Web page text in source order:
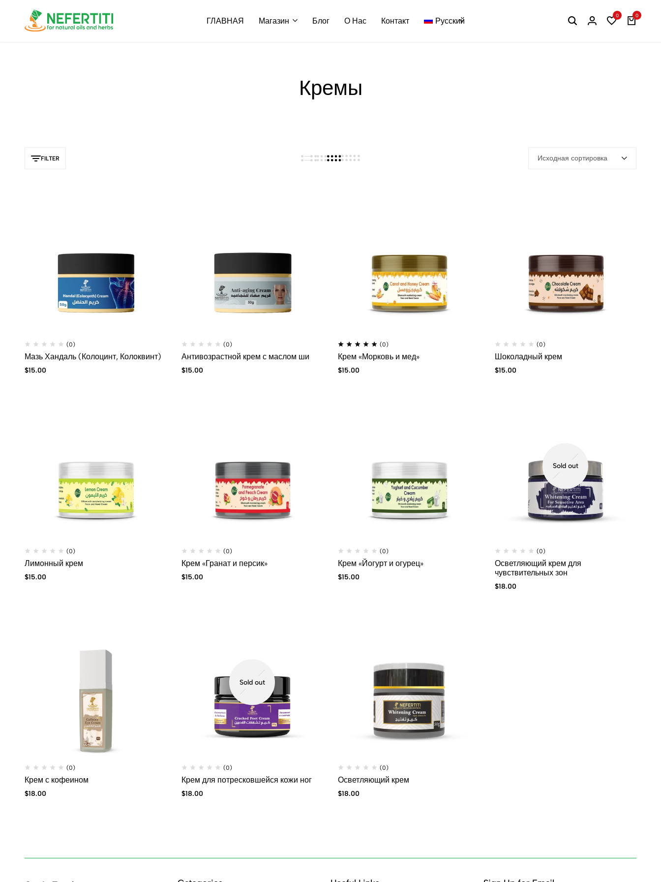
ГЛАВНАЯ Магазин Блог О Нас Контакт Русский
0 0
Кремы
FILTER Исходная сортировка
(0)
Мазь Хандаль (Колоцинт, Колоквинт)
$15.00
(0)
Антивозрастной крем с маслом ши
$15.00
(0)
Крем «Морковь и мед»
$15.00
(0)
Шоколадный крем
$15.00
(0)
Лимонный крем
$15.00
(0)
Крем «Гранат и персик»
$15.00
(0)
Крем «Йогурт и огурец»
$15.00
Sold out
(0)
Осветляющий крем для
чувствительных зон
$18.00
(0)
Крем с кофеином
$18.00
Sold out
(0)
Крем для потресковшейся кожи ног
$18.00
(0)
Осветляющий крем
$18.00